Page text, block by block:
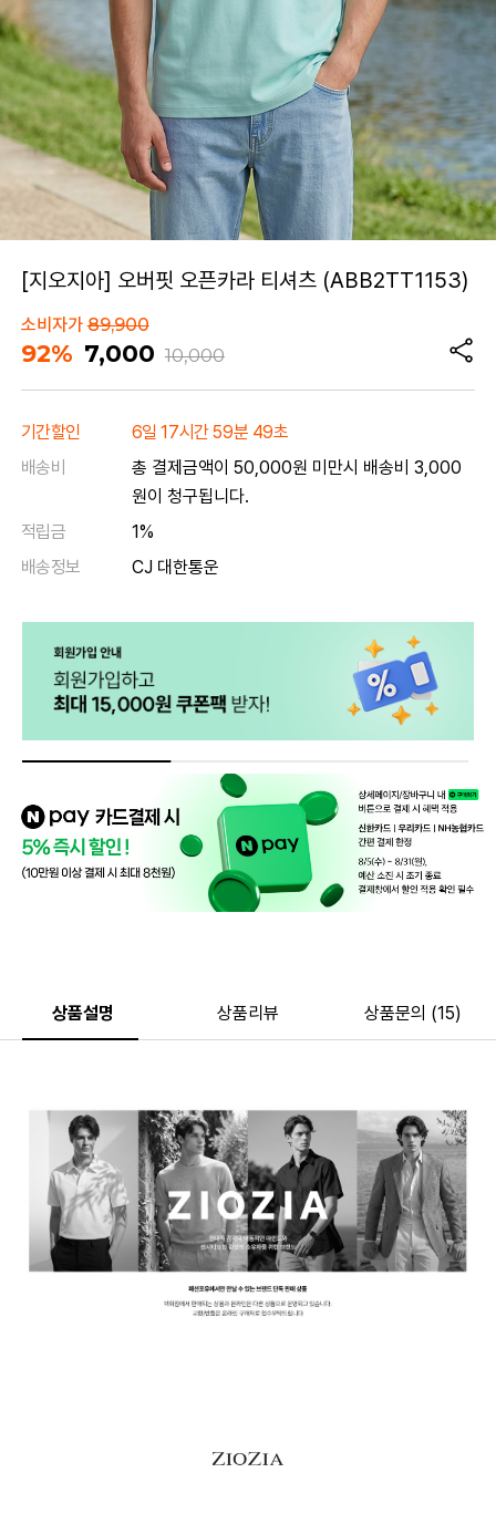
[지오지아] 오버핏 오픈카라 티셔츠 (ABB2TT1153)
소비자가89,900
92% 7,000 10,000
기간할인
6일 17시간 59분 49초
배송비
총 결제금액이 50,000원 미만시 배송비 3,000
원이 청구됩니다.
적립금
1%
배송정보
CJ 대한통운
상품설명 상품리뷰 상품문의 (15)